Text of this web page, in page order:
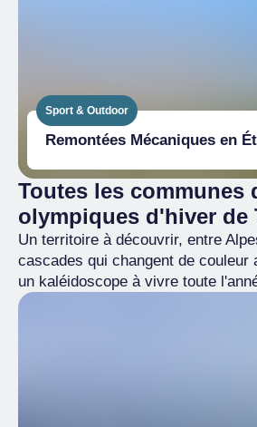
Sport & Outdoor
Remontées Mécaniques en
Toutes les communes
olympiques d'hiver de
Un territoire à découvrir, entre
cascades qui changent de couleur
un kaléidoscope à vivre toute